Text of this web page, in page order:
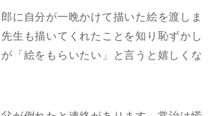
に自分が一晩かけて描いた絵を渡しま
生も描いてくれたことを知り恥ずかし
「絵をもらいたい」と言うと嬉しくな